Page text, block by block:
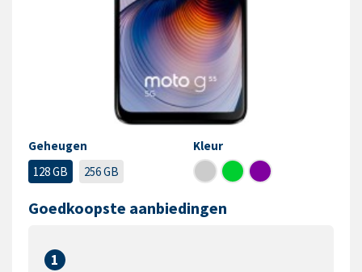
Geheugen
128 GB
256 GB
Kleur
Goedkoopste aanbiedingen
1